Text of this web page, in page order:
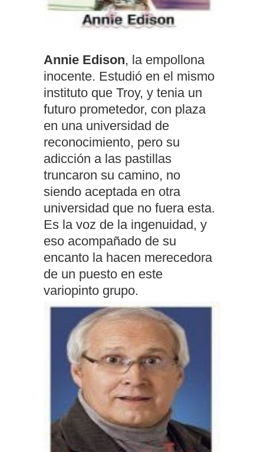
Annie Edison, la empollona
inocente. Estudió en el mismo
instituto que Troy, y tenia un
futuro prometedor, con plaza
en una universidad de
reconocimiento, pero su
adicción a las pastillas
truncaron su camino, no
siendo aceptada en otra
universidad que no fuera esta.
Es la voz de la ingenuidad, y
eso acompañado de su
encanto la hacen merecedora
de un puesto en este
variopinto grupo.